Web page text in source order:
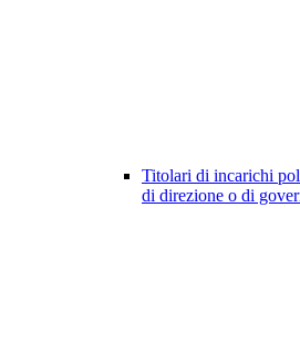
Titolari di incarichi
di direzione o di